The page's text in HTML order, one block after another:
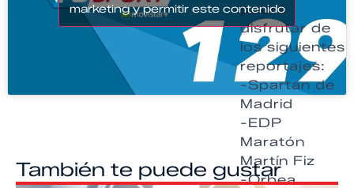
podrá
disfrutar de
los siguientes
reportajes:
-Spartan de
Madrid
-EDP
Maratón
Martín Fiz
-Orbea
marketing y permitir este contenido
También te puede gustar